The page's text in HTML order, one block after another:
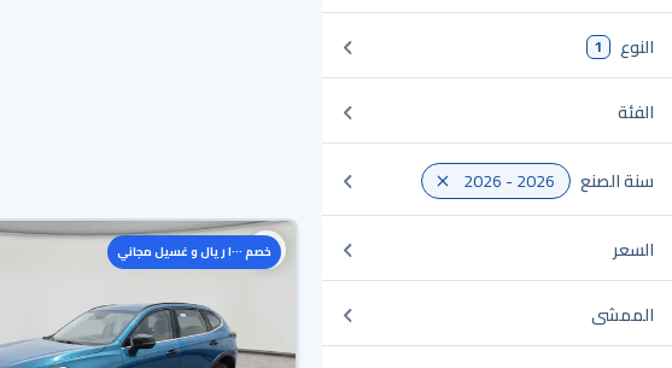
النوع 1
الفئة
سنة الصنع 2026 - 2026
السعر
الممشى
خصم ١٠٠٠ ريال و غسيل مجاني